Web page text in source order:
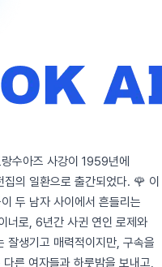
수아즈 사강이 1959년에
의 일환으로 출간되었다. 🌹 이
두 남자 사이에서 흔들리는
너로, 6년간 사귄 연인 로제와
잘생기고 매력적이지만, 구속을
른 여자들과 하룻밤을 보내고,